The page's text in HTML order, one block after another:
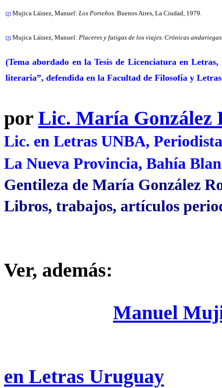
[2] Mujica Láinez, Manuel: Los Porteños. Buenos Aires, La Ciudad, 1979.
[3] Mujica Láinez, Manuel: Placeres y fatigas de los viajes. Crónicas andariegas
(Tema abordado en la Tesis de Licenciatura en
literaria”, defendida en la Facultad de Filosofía y
por Lic. María González
Lic. en Letras UNBA, Periodista
La Nueva Provincia, Bahía
Gentileza de María González
Libros, trabajos, artículos
Ver, además:
Manuel
en Letras Uruguay